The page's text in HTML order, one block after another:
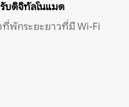
บดิจิทัลโนแมด
ที่พักระยะยาวที่มี Wi-Fi